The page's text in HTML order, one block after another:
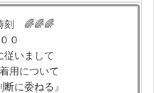
刻 🌈🌈🌈
０
従いまして
用について
断に委ねる』